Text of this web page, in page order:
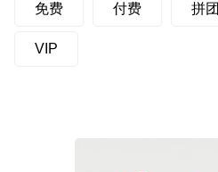
免费 付费 拼团
VIP